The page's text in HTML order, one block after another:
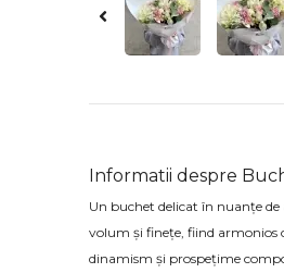
Informatii despre
Un buchet delicat în nuanțe
volum și finețe, fiind armonios
dinamism și prospețime